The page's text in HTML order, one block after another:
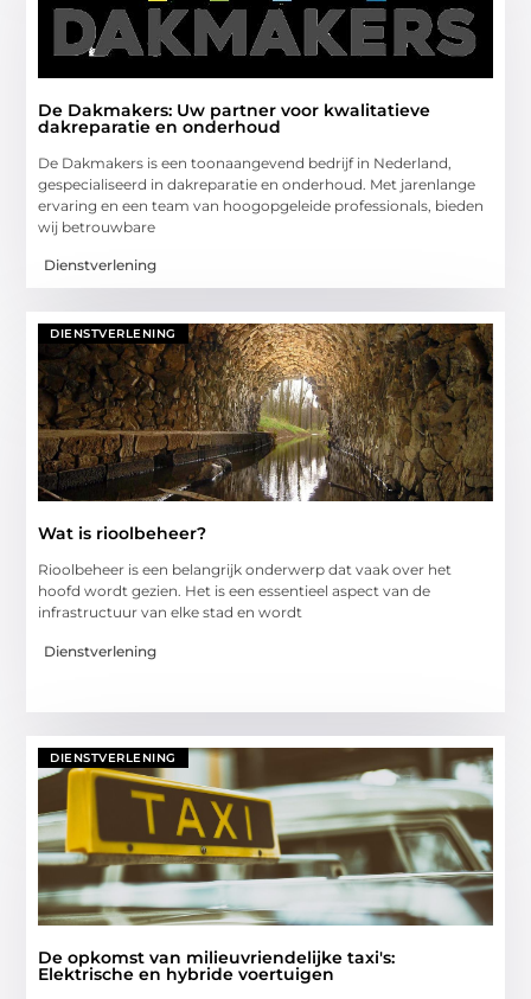
De Dakmakers: Uw partner voor kwalitatieve
dakreparatie en onderhoud
De Dakmakers is een toonaangevend bedrijf in Nederland,
gespecialiseerd in dakreparatie en onderhoud. Met jarenlange
ervaring en een team van hoogopgeleide professionals, bieden
wij betrouwbare
Dienstverlening
DIENSTVERLENING
Wat is rioolbeheer?
Rioolbeheer is een belangrijk onderwerp dat vaak over het
hoofd wordt gezien. Het is een essentieel aspect van de
infrastructuur van elke stad en wordt
Dienstverlening
DIENSTVERLENING
De opkomst van milieuvriendelijke taxi's:
Elektrische en hybride voertuigen